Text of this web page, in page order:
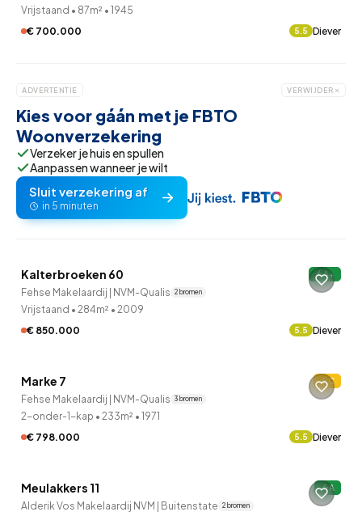
Vrijstaand • 87m² • 1945
€ 700.000
5.5 Diever
ADVERTENTIE VERWIJDER
Kies voor gáán met je FBTO
Woonverzekering
Verzeker je huis en spullen
Aanpassen wanneer je wilt
Sluit verzekering af
in 5 minuten
Onder bod
Kalterbroeken 60 A+
Fehse Makelaardij | NVM-Qualis 2 bronnen
Vrijstaand • 284m² • 2009
€ 850.000
5.5 Diever
Marke 7 C
Fehse Makelaardij | NVM-Qualis 3 bronnen
2-onder-1-kap • 233m² • 1971
€ 798.000
5.5 Diever
Meulakkers 11 A
Alderik Vos Makelaardij NVM | Buitenstate 2 bronnen